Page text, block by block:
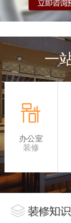
一
办公室
装修